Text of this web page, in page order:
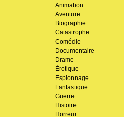
Animation
Aventure
Biographie
Catastrophe
Comédie
Documentaire
Drame
Érotique
Espionnage
Fantastique
Guerre
Histoire
Horreur